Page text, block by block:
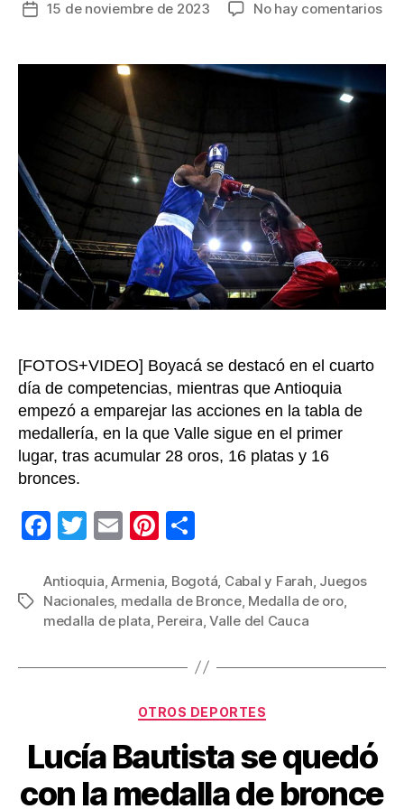
Fecha
entrada
15 de noviembre de 2023 No hay comentariosen
de
del
[FOTOS+VIDEO] Boyacá se destacó en el cuarto
día de competencias, mientras que Antioquia
empezó a emparejar las acciones en la tabla de
medallería, en la que Valle sigue en el primer
lugar, tras acumular 28 oros, 16 platas y 16
bronces.
F
c
e
o
T
tt
er
E
ail
Pi
er
e
m
p
tir
Etiquetas
Antioquia,Armenia, Bogotá, Cabal y Farah, Juegos
Nacionales, medalla de Bronce, Medalla de oro,
medalla de plata, Pereira,Valle del Cauca
Categorías
OTROS DEPORTES
Lucía Bautista se quedó
con la medalla de bronce